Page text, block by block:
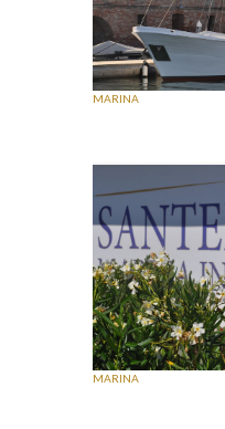
MARINA
MARINA